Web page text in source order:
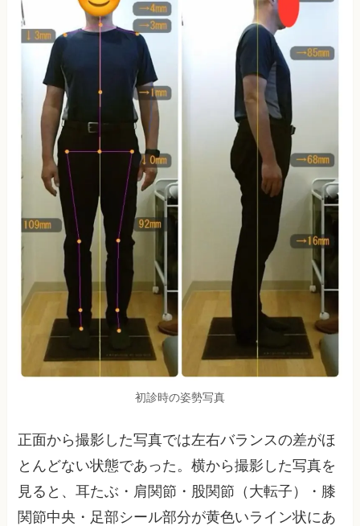
初診時の姿勢写真
正面から撮影した写真では左右バランスの差がほ
とんどない状態であった。横から撮影した写真を
見ると、耳たぶ・肩関節・股関節（大転子）・膝
関節中央・足部シール部分が黄色いライン状にあ